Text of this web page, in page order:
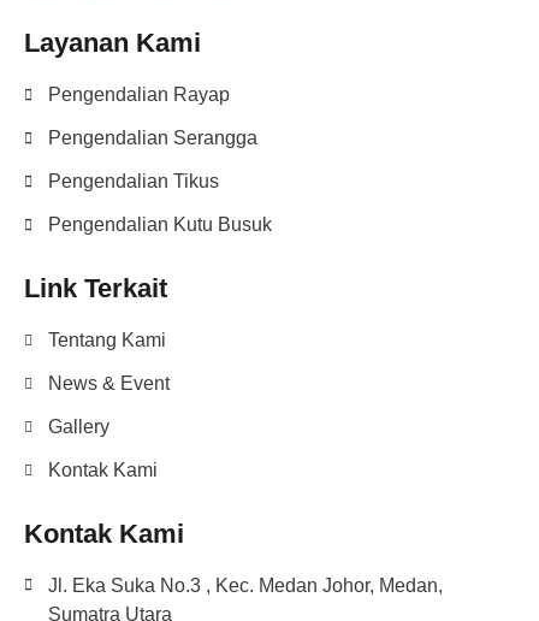
Layanan Kami
Pengendalian Rayap
Pengendalian Serangga
Pengendalian Tikus
Pengendalian Kutu Busuk
Link Terkait
Tentang Kami
News & Event
Gallery
Kontak Kami
Kontak Kami
Jl. Eka Suka No.3 , Kec. Medan Johor, Medan,
Sumatra Utara